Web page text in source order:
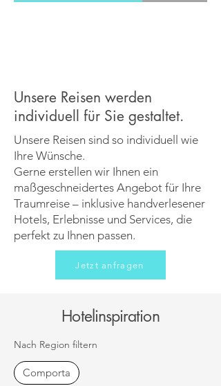
Unsere Reisen werden
individuell für Sie gestaltet.
Unsere Reisen sind so individuell wie
Ihre Wünsche.
Gerne erstellen wir Ihnen ein
maßgeschneidertes Angebot für Ihre
Traumreise – inklusive handverlesener
Hotels, Erlebnisse und Services, die
perfekt zu Ihnen passen.
Jetzt anfragen
Hotelinspiration
Nach Region filtern
Comporta